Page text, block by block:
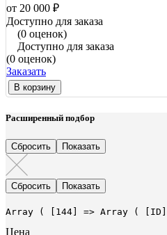
от 20 000 ₽
Доступно для заказа
(0 оценок)
Доступно для заказа
(0 оценок)
Заказать
В корзину
Расширенный подбор
Array ( [144] => Array ( [ID] =>
Цена